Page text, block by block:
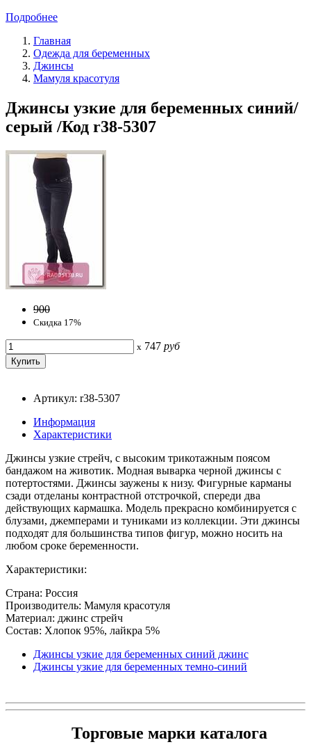
Подробнее
Главная
Одежда для беременных
Джинсы
Мамуля красотуля
Джинсы узкие для беременных синий/
серый /Код r38-5307
900
Скидка 17%
x 747 руб
Артикул: r38-5307
Информация
Характеристики
Джинсы узкие стрейч, с высоким трикотажным поясом
бандажом на животик. Модная выварка черной джинсы с
потертостями. Джинсы заужены к низу. Фигурные карманы
сзади отделаны контрастной отстрочкой, спереди два
действующих кармашка. Модель прекрасно комбинируется с
блузами, джемперами и туниками из коллекции. Эти джинсы
подходят для большинства типов фигур, можно носить на
любом сроке беременности.
Характеристики:
Страна: Россия
Производитель: Мамуля красотуля
Материал: джинс стрейч
Состав: Хлопок 95%, лайкра 5%
Джинсы узкие для беременных синий джинс
Джинсы узкие для беременных темно-синий
Торговые марки каталога